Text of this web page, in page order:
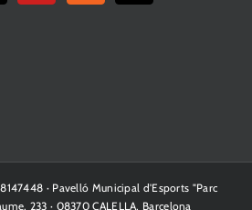
· Pavelló Municipal d'Esports "Parc
233 · 08370 CALELLA, Barcelona